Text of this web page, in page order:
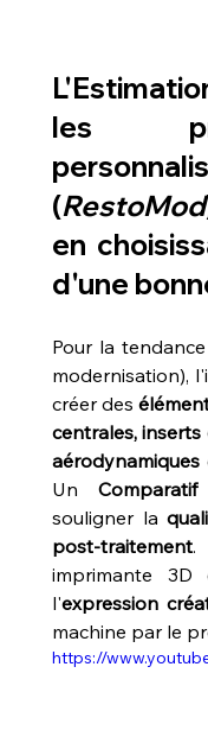
les
(RestoMod
en
d'une
Pour la
modernisation),
créer des
centrales,
aérodynamiques
Un
souligner la
post-traitement.
imprimante 3D
l'expression
machine par le
https://